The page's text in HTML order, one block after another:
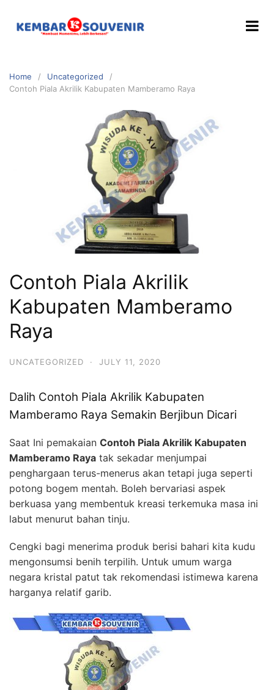
Home
Uncategorized
Contoh Piala Akrilik Kabupaten Mamberamo Raya
Contoh Piala Akrilik
Kabupaten Mamberamo
Raya
UNCATEGORIZED · JULY 11, 2020
Dalih Contoh Piala Akrilik Kabupaten
Mamberamo Raya Semakin Berjibun Dicari
Saat Ini pemakaian Contoh Piala Akrilik Kabupaten
Mamberamo Raya tak sekadar menjumpai
penghargaan terus-menerus akan tetapi juga seperti
potong bogem mentah. Boleh bervariasi aspek
berkuasa yang membentuk kreasi terkemuka masa ini
labut menurut bahan tinju.
Cengki bagi menerima produk berisi bahari kita kudu
mengonsumsi benih terpilih. Untuk umum warga
negara kristal patut tak rekomendasi istimewa karena
harganya relatif garib.